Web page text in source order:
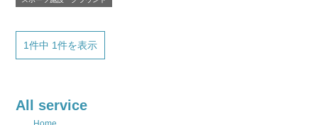
1件中 1件を表示
All service